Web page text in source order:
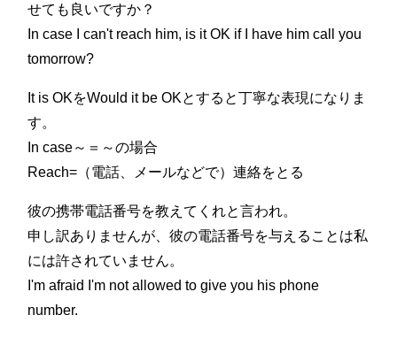
せても良いですか？
In case I can't reach him, is it OK if I have him call you
tomorrow?
It is OKをWould it be OKとすると丁寧な表現になりま
す。
In case～＝～の場合
Reach=（電話、メールなどで）連絡をとる
彼の携帯電話番号を教えてくれと言われ。
申し訳ありませんが、彼の電話番号を与えることは私
には許されていません。
I'm afraid I'm not allowed to give you his phone
number.